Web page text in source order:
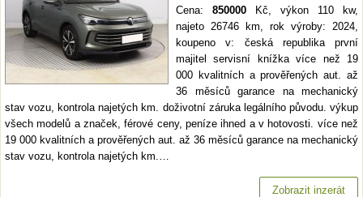
Cena: 850000 Kč, výkon 110 kw,
najeto 26746 km, rok výroby: 2024,
koupeno v: česká republika první
majitel servisní knížka více než 19
000 kvalitních a prověřených aut. až
36 měsíců garance na mechanický
stav vozu, kontrola najetých km. doživotní záruka legálního původu. výkup
všech modelů a značek, férové ceny, peníze ihned a v hotovosti. více než
19 000 kvalitních a prověřených aut. až 36 měsíců garance na mechanický
stav vozu, kontrola najetých km.…
Zobrazit inzerát